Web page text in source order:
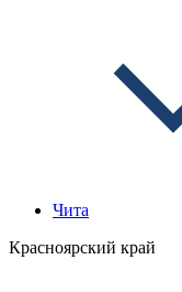
Чита
Красноярский край